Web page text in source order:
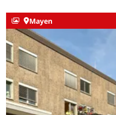
Mayen